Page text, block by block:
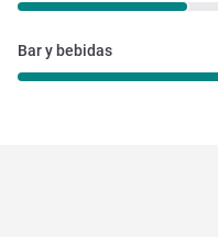
Bar y bebidas